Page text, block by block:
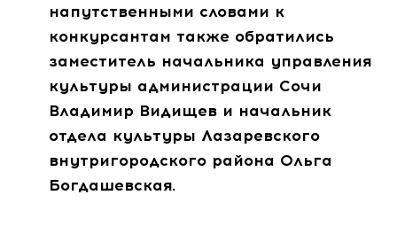
напутственными словами к
конкурсантам также обратились
заместитель начальника управления
культуры администрации Сочи
Владимир Видищев и начальник
отдела культуры Лазаревского
внутригородского района Ольга
Богдашевская.